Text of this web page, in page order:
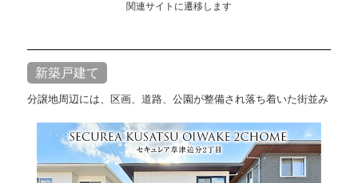
関連サイトに遷移します
新築戸建て
分譲地周辺には、区画、道路、公園が整備され落ち着いた街並み